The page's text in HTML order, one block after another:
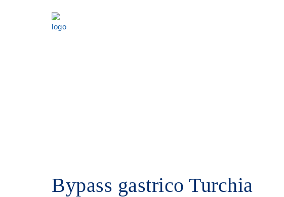
Bypass gastrico Turchia